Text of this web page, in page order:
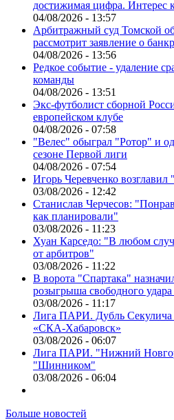
достижимая цифра. Интерес
04/08/2026 - 13:57
Арбитражный суд Томской
рассмотрит заявление о
04/08/2026 - 13:56
Редкое событие - удаление
команды
04/08/2026 - 13:51
Экс-футболист сборной
европейском клубе
04/08/2026 - 07:58
"Велес" обыграл "Ротор" и
сезоне Первой лиги
04/08/2026 - 07:54
Игорь Черевченко возглавил
03/08/2026 - 12:42
Станислав Черчесов:
как планировали"
03/08/2026 - 11:23
Хуан Карседо: "В любом
от арбитров"
03/08/2026 - 11:22
В ворота "Спартака"
розыгрыша свободного удара
03/08/2026 - 11:17
Лига ПАРИ. Дубль Секулича
«СКА-Хабаровск»
03/08/2026 - 06:07
Лига ПАРИ. "Нижний
"Шинником"
03/08/2026 - 06:04
Больше новостей